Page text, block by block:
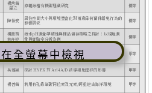
在全螢幕中檢視